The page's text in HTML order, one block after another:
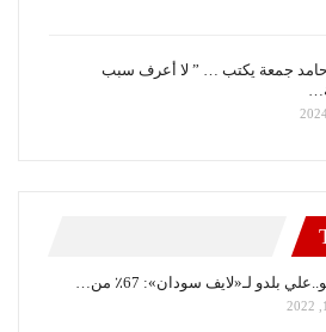
جمعة يكتب … ” لا أعرف سبب
بلدو لـ«لايف سودان»: 67٪ من…